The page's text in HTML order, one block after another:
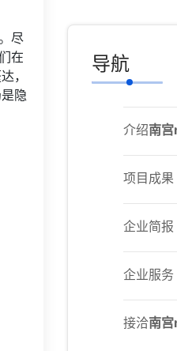
尽
在
，
隐
导航
介绍南
项目成果
企业简报
企业服务
接洽南